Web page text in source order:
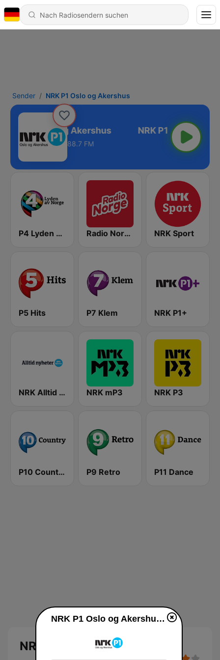
Sender NRK P1 Oslo og Akershus
NRK P1 Oslo og Akershus
88.7 FM
P4 Lyden av Norge Radio Norge NRK Sport
P5 Hits P7 Klem NRK P1+
NRK Alltid Nyheter NRK mP3 NRK P3
P10 Country P9 Retro P11 Dance
NRK P1 Oslo og Akershus
NRK P1 Oslo og Akershus live